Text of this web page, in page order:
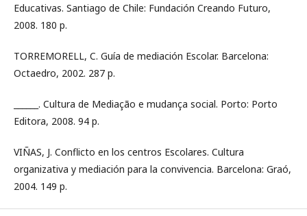
Educativas. Santiago de Chile: Fundación Creando Futuro,
2008. 180 p.
TORREMORELL, C. Guía de mediación Escolar. Barcelona:
Octaedro, 2002. 287 p.
______. Cultura de Mediação e mudança social. Porto: Porto
Editora, 2008. 94 p.
VIÑAS, J. Conflicto en los centros Escolares. Cultura
organizativa y mediación para la convivencia. Barcelona: Graó,
2004. 149 p.